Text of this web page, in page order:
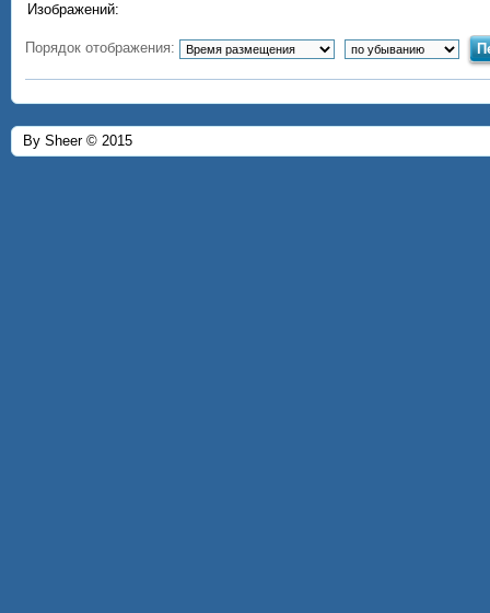
Изображений:
Порядок отображения:
By Sheer © 2015